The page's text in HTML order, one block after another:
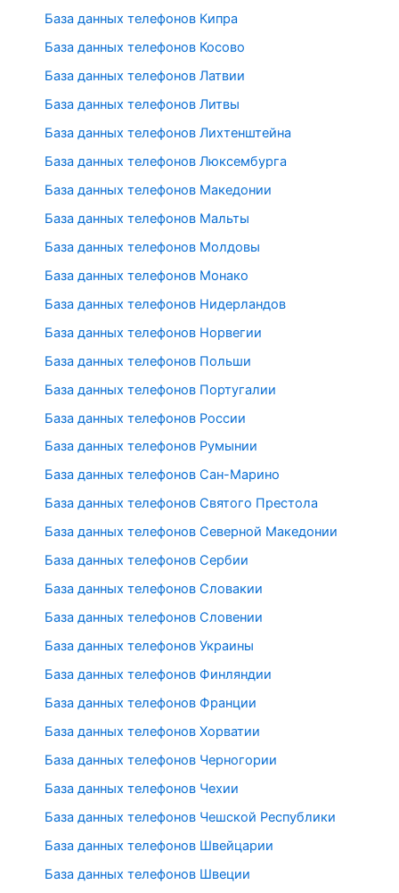
База данных телефонов Кипра
База данных телефонов Косово
База данных телефонов Латвии
База данных телефонов Литвы
База данных телефонов Лихтенштейна
База данных телефонов Люксембурга
База данных телефонов Македонии
База данных телефонов Мальты
База данных телефонов Молдовы
База данных телефонов Монако
База данных телефонов Нидерландов
База данных телефонов Норвегии
База данных телефонов Польши
База данных телефонов Португалии
База данных телефонов России
База данных телефонов Румынии
База данных телефонов Сан-Марино
База данных телефонов Святого Престола
База данных телефонов Северной Македонии
База данных телефонов Сербии
База данных телефонов Словакии
База данных телефонов Словении
База данных телефонов Украины
База данных телефонов Финляндии
База данных телефонов Франции
База данных телефонов Хорватии
База данных телефонов Черногории
База данных телефонов Чехии
База данных телефонов Чешской Республики
База данных телефонов Швейцарии
База данных телефонов Швеции